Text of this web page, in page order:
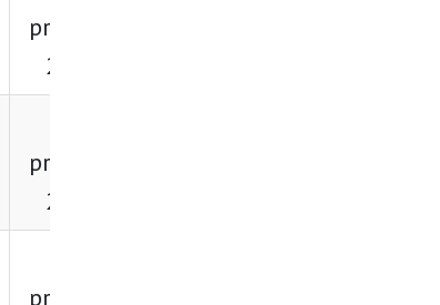
prosinca
2025.
prosinca
2025.
prosinca